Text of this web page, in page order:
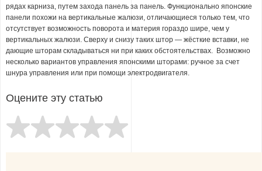
рядах карниза, путем захода панель за панель. Функционально японские
панели похожи на вертикальные жалюзи, отличающиеся только тем, что
отсутствует возможность поворота и материя гораздо шире, чем у
вертикальных жалюзи. Сверху и снизу таких штор — жёсткие вставки, не
дающие шторам складываться ни при каких обстоятельствах. Возможно
несколько вариантов управления японскими шторами: ручное за счет
шнура управления или при помощи электродвигателя.
Оцените эту статью